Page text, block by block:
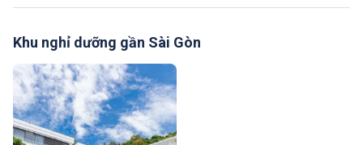
Điểm đến nổi bật
Khu nghỉ dưỡng gần Sài Gòn